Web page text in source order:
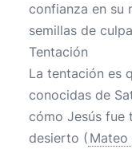
confianza en su
semillas de
Tentación
La tentación es
conocidas de
cómo Jesús fue
desierto ( Mateo